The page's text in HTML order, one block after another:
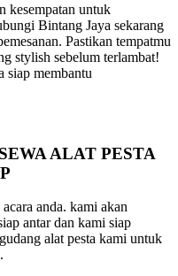
kesempatan untuk
Bintang Jaya sekarang
Pastikan tempatmu
stylish sebelum terlambat!
siap membantu
ALAT PESTA
anda. kami akan
antar dan kami siap
alat pesta kami untuk